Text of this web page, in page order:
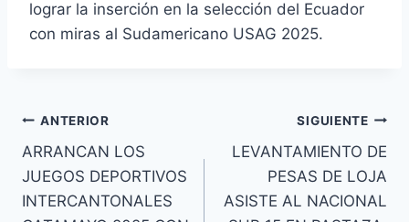
lograr la inserción en la selección del Ecuador
con miras al Sudamericano USAG 2025.
ANTERIOR
ARRANCAN LOS
JUEGOS DEPORTIVOS
INTERCANTONALES
SIGUIENTE
LEVANTAMIENTO DE
PESAS DE LOJA
ASISTE AL NACIONAL